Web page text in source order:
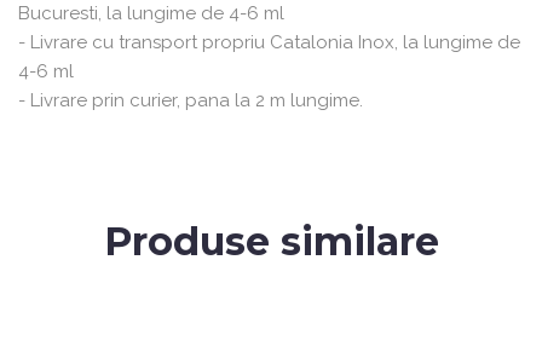
Bucuresti, la lungime de 4-6 ml
- Livrare cu transport propriu Catalonia Inox, la lungime de
4-6 ml
- Livrare prin curier, pana la 2 m lungime.
Produse similare